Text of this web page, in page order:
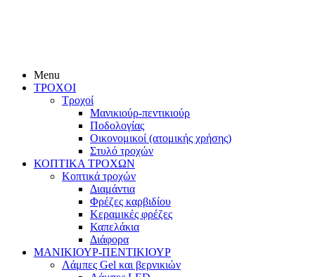
Menu
ΤΡΟΧΟΙ
Τροχοί
Μανικιούρ-πεντικιούρ
Ποδολογίας
Οικονομικοί (ατομικής χρήσης)
Στυλό τροχών
ΚΟΠΤΙΚΑ ΤΡΟΧΩΝ
Κοπτικά τροχών
Διαμάντια
Φρέζες καρβιδίου
Κεραμικές φρέζες
Καπελάκια
Διάφορα
ΜΑΝΙΚΙΟΥΡ-ΠΕΝΤΙΚΙΟΥΡ
Λάμπες Gel και βερνικιών